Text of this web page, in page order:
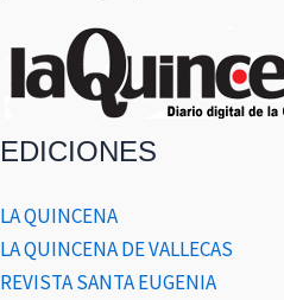
EDICIONES
LA QUINCENA
LA QUINCENA DE VALLECAS
REVISTA SANTA EUGENIA